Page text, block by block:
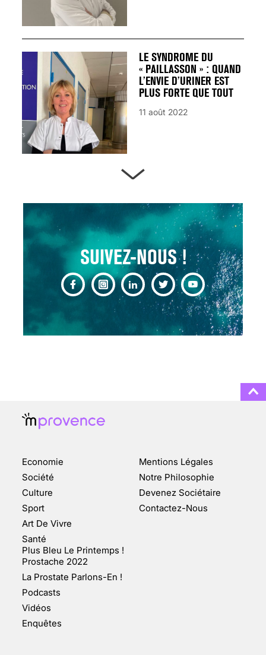
SUIVEZ-NOUS !
LE SYNDROME DU
« PAILLASSON » : QUAND
L’ENVIE D’URINER EST
PLUS FORTE QUE TOUT
11 août 2022
13 août 2024
CHANGEMENT DE SEXE :
DES DEMANDES
TOUJOURS PLUS
FAIT SURFACE À
MARSEILLE (1/5)
10 jan 2022
Economie
Société
Culture
Sport
Art De Vivre
Santé
Plus Bleu Le Printemps !
Prostache 2022
La Prostate Parlons-En !
Podcasts
Vidéos
Enquêtes
Mentions Légales
Notre Philosophie
Devenez Sociétaire
Contactez-Nous